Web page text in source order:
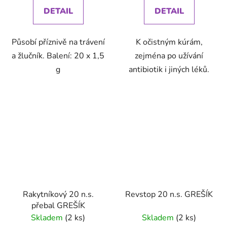
DETAIL
Působí příznivě na trávení
a žlučník. Balení: 20 x 1,5
g
DETAIL
K očistným kúrám,
zejména po užívání
antibiotik i jiných léků.
Rakytníkový 20 n.s.
přebal GREŠÍK
Skladem (2 ks)
Revstop 20 n.s. GREŠÍK
Skladem (2 ks)